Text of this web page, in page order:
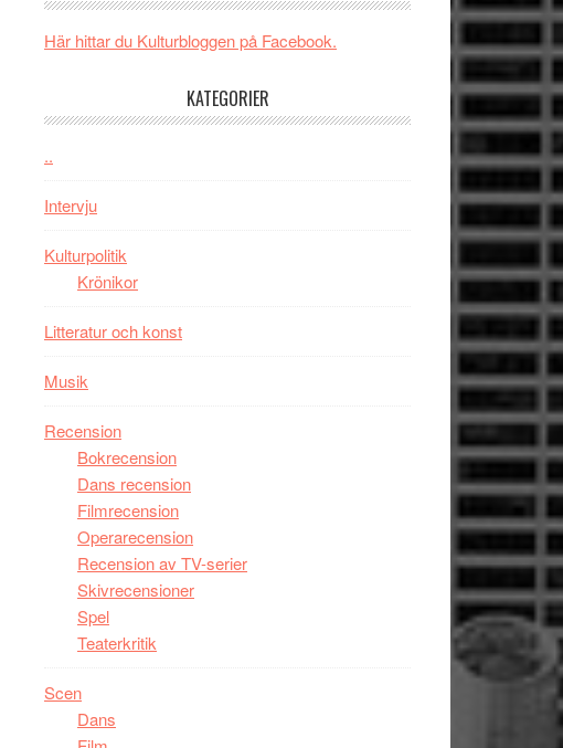
spännande
Chan
storform
synas
Vem
Mauri?
Här hittar du Kulturbloggen på Facebook.
KATEGORIER
..
Intervju
Kulturpolitik
Krönikor
Litteratur och konst
Musik
Recension
Bokrecension
Dans recension
Filmrecension
Operarecension
Recension av TV-serier
Skivrecensioner
Spel
Teaterkritik
Scen
Dans